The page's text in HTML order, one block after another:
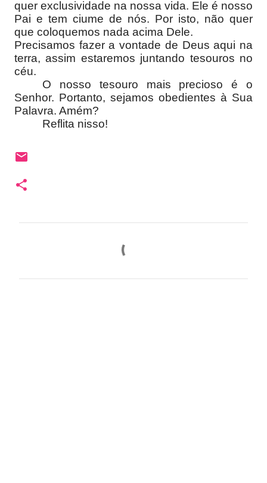
quer exclusividade na nossa vida. Ele é nosso
Pai e tem ciume de nós. Por isto, não quer
que coloquemos nada acima Dele.
Precisamos fazer a vontade de Deus aqui na
terra, assim estaremos juntando tesouros no
céu.
O nosso tesouro mais precioso é o
Senhor. Portanto, sejamos obedientes à Sua
Palavra. Amém?
Reflita nisso!